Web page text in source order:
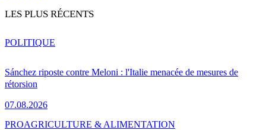
LES PLUS RÉCENTS
Sánchez riposte contre Meloni : l'Italie menacée de mesures de
rétorsion
07.08.2026
POLITIQUE
PROAGRICULTURE & ALIMENTATION